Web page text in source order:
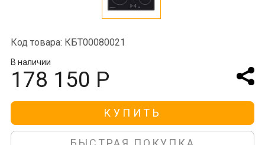
Код товара: КБТ00080021
В наличии
178 150 Р
КУПИТЬ